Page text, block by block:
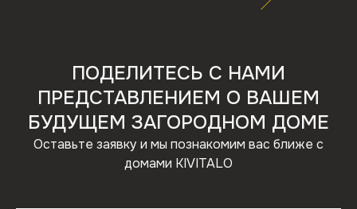
ПОДЕЛИТЕСЬ С НАМИ
ПРЕДСТАВЛЕНИЕМ О ВАШЕМ
БУДУЩЕМ ЗАГОРОДНОМ ДОМЕ
Оставьте заявку и мы познакомим вас ближе с
домами KIVITALO